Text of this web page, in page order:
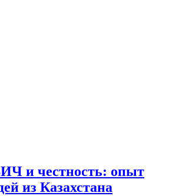
и честность: опыт
из Казахстана